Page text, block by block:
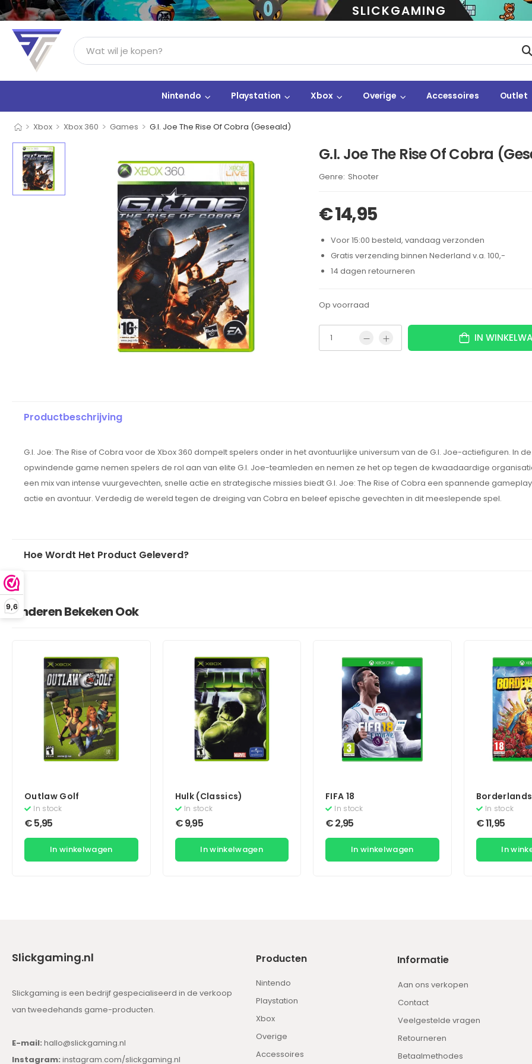
9,6
SLICKGAMING
Nintendo Playstation Xbox Overige Accessoires Outlet
> Xbox > Xbox 360 > Games > G.I. Joe The Rise Of Cobra (Geseald)
G.I. Joe The Rise Of Cobra
Brand:
Shooter
€14,95
Voor 15:00 besteld, vandaag verzonden
Gratis verzending binnen Nederland v.a. 100,-
14 dagen retourneren
Op voorraad
IN
Productbeschrijving
G.I. Joe: The Rise of Cobra voor de Xbox 360 dompelt spelers onder in het avontuurlijke universum van de G.I. Joe-actiefiguren. In
opwindende game nemen spelers de rol aan van elite G.I. Joe-teamleden en nemen ze het op tegen de kwaadaardige
een mix van intense vuurgevechten, snelle actie en strategische missies biedt G.I. Joe: The Rise of Cobra een spannende
actie en avontuur. Verdedig de wereld tegen de dreiging van Cobra en beleef epische gevechten in dit meeslepende spel.
Hoe Wordt Het Product Geleverd?
Anderen Bekeken Ook
Outlaw Golf
In stock
€5,95
In winkelwagen
Hulk (Classics)
In stock
€9,95
In winkelwagen
FIFA 18
In stock
€2,95
In winkelwagen
In stock
€11,95
In
Slickgaming.nl
Slickgaming is een bedrijf gespecialiseerd in de verkoop
van tweedehands game-producten.
E-mail: hallo@slickgaming.nl
Instagram: instagram.com/slickgaming.nl
Producten
Nintendo
Playstation
Xbox
Overige
Accessoires
Informatie
Aan ons verkopen
Contact
Veelgestelde vragen
Retourneren
Betaalmethodes